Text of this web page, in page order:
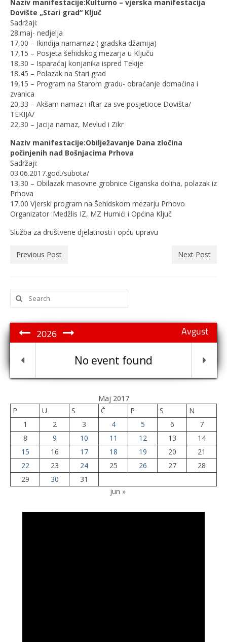
Naziv manifestacije:Kulturno – vjerska manifestacija
Dovište „Stari grad“ Ključ
Sadržaji:
28.maj- nedjelja
17,00 – Ikindija namamaz ( gradska džamija)
17,15 – Posjeta šehidskog mezarja u Ključu
18,30 – Isparaćaj konjanika ispred Tekije
18,45 – Polazak na Stari grad
19,15 – Program na Starom gradu- obraćanje domaćina i
zvanica
20,33 – Akšam namaz i iftar za sve posjetioce Dovišta/
TEKIJA/
22,30 – Jacija namaz, Mevlud i Zikr
Naziv manifestacije:Obilježavanje Dana zločina
počinjenih nad Bošnjacima Prhova
Sadržaji:
03.06.2017.god./subota/
13,30 – Obilazak masovne grobnice Ciganska dolina, polazak iz
Prhova
17,00 Vjerski program na Šehidskom mezarju Prhovo
Organizator :Medžlis IZ, MZ Humići i Općina Ključ
Služba za društvene djelatnosti i opću upravu
Previous Post Next Post
Search
for:
Avgust
2026
No event found
Maj 2017
P
U S Č P S
N
1
2 3 4 5 6
7
8
9 10 11 12 13
14
15
16 17 18 19 20
21
22
23 24 25 26 27
28
29
30
31
jun »